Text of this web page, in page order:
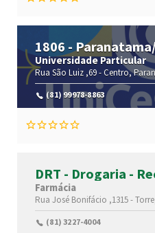
1806 -
Universidade Particular
Rua São Luiz ,69 -Centro,
(81) 99978-8863
DRT - Drogaria -
Farmácia
Rua José Bonifácio ,1315 -
(81) 3227-4004